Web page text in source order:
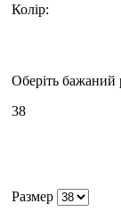
Колір:
Оберіть бажаний
38
Размер